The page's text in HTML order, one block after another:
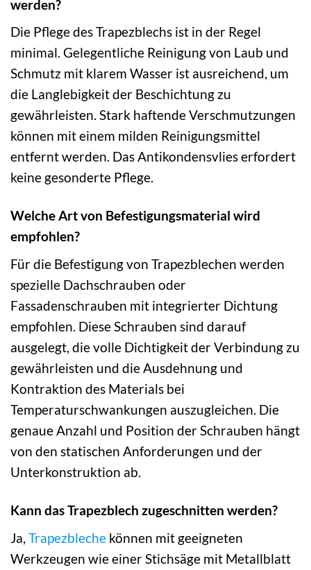
werden?
Die Pflege des Trapezblechs ist in der Regel
minimal. Gelegentliche Reinigung von Laub und
Schmutz mit klarem Wasser ist ausreichend, um
die Langlebigkeit der Beschichtung zu
gewährleisten. Stark haftende Verschmutzungen
können mit einem milden Reinigungsmittel
entfernt werden. Das Antikondensvlies erfordert
keine gesonderte Pflege.
Welche Art von Befestigungsmaterial wird
empfohlen?
Für die Befestigung von Trapezblechen werden
spezielle Dachschrauben oder
Fassadenschrauben mit integrierter Dichtung
empfohlen. Diese Schrauben sind darauf
ausgelegt, die volle Dichtigkeit der Verbindung zu
gewährleisten und die Ausdehnung und
Kontraktion des Materials bei
Temperaturschwankungen auszugleichen. Die
genaue Anzahl und Position der Schrauben hängt
von den statischen Anforderungen und der
Unterkonstruktion ab.
Kann das Trapezblech zugeschnitten werden?
Ja, Trapezbleche können mit geeigneten
Werkzeugen wie einer Stichsäge mit Metallblatt